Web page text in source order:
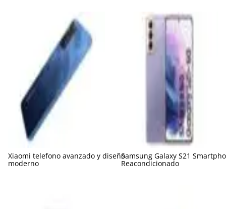
Xiaomi telefono avanzado y diseño
moderno
Samsung Galaxy S21
Reacondicionado